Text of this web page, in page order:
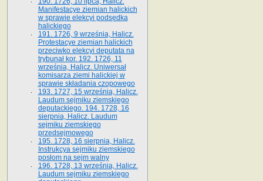
Manifestacye ziemian halickich
w sprawie elekcyi podsędka
halickiego
191. 1726, 9 września, Halicz.
Protestacye ziemian halickich
przeciwko elekcyi deputata na
trybunał kor. 192. 1726, 11
września, Halicz. Uniwersał
komisarza ziemi halickiej w
sprawie składania czopowego
193. 1727, 15 września, Halicz.
Laudum sejmiku ziemskiego
deputackiego. 194. 1728, 16
sierpnia, Halicz. Laudum
sejmiku ziemskiego
przedsejmowego
195. 1728, 16 sierpnia, Halicz.
Instrukcya sejmiku ziemskiego
posłom na sejm walny
196. 1728, 13 września, Halicz.
Laudum sejmiku ziemskiego